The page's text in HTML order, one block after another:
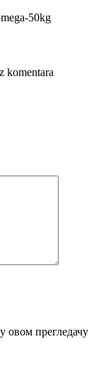
50kg
komentara
овом прегледачу